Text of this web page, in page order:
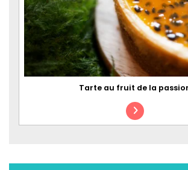
Tarte au fruit de la